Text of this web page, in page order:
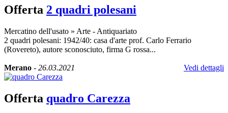
Offerta 2 quadri polesani
Mercatino dell'usato » Arte - Antiquariato
2 quadri polesani: 1942/40: casa d'arte prof. Carlo Ferrario
(Rovereto), autore sconosciuto, firma G rossa...
Merano - 26.03.2021 Vedi dettagli
Offerta quadro Carezza